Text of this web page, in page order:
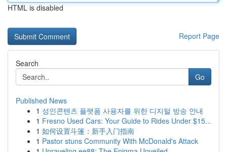
HTML is disabled
Report Page
Search
Go
Published News
1 성인콘텐츠 플랫폼 사용자를 위한 디지털 방송 안내
1 Fresno Used Cars: Your Guide to Rides Under $15...
1 如何设置斗篷：新手入门指南
1 Pastor stuns Community With McDonald's Attack